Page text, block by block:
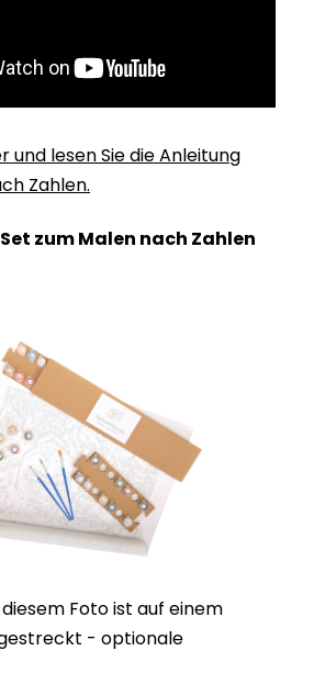
und lesen Sie die Anleitung
Zahlen.
zum Malen nach Zahlen
Foto ist auf einem
- optionale